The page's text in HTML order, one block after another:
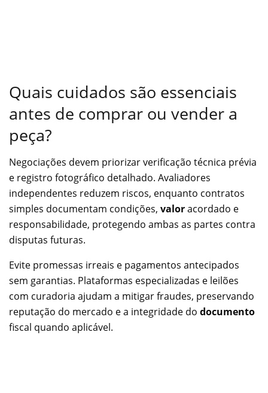
Quais cuidados são essenciais
antes de comprar ou vender a
peça?
Negociações devem priorizar verificação técnica prévia
e registro fotográfico detalhado. Avaliadores
independentes reduzem riscos, enquanto contratos
simples documentam condições, valoracordado e
responsabilidade, protegendo ambas as partes contra
disputas futuras.
Evite promessas irreais e pagamentos antecipados
sem garantias. Plataformas especializadas e leilões
com curadoria ajudam a mitigar fraudes, preservando
reputação do mercado e a integridade do documento
fiscal quando aplicável.